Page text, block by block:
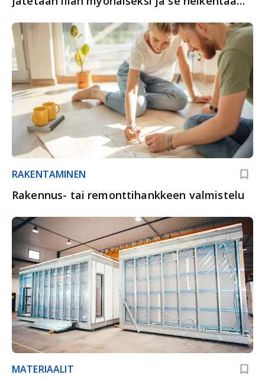
RAKENTAMINEN
Rakennus- tai remonttihankkeen valmistelu
MATERIAALIT